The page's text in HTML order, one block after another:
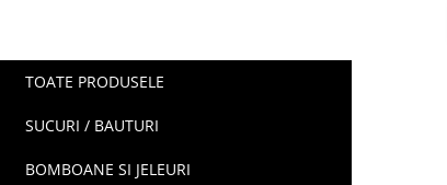
TOATE PRODUSELE
SUCURI / BAUTURI
BOMBOANE SI JELEURI